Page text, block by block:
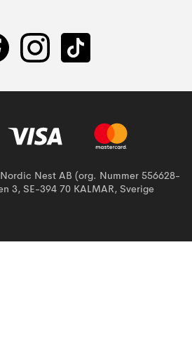
Nest AB (org. Nummer 556628-
3, SE-394 70 KALMAR, Sverige